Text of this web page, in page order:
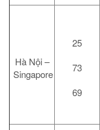
Hà Nội –
Singapore
25
73
69